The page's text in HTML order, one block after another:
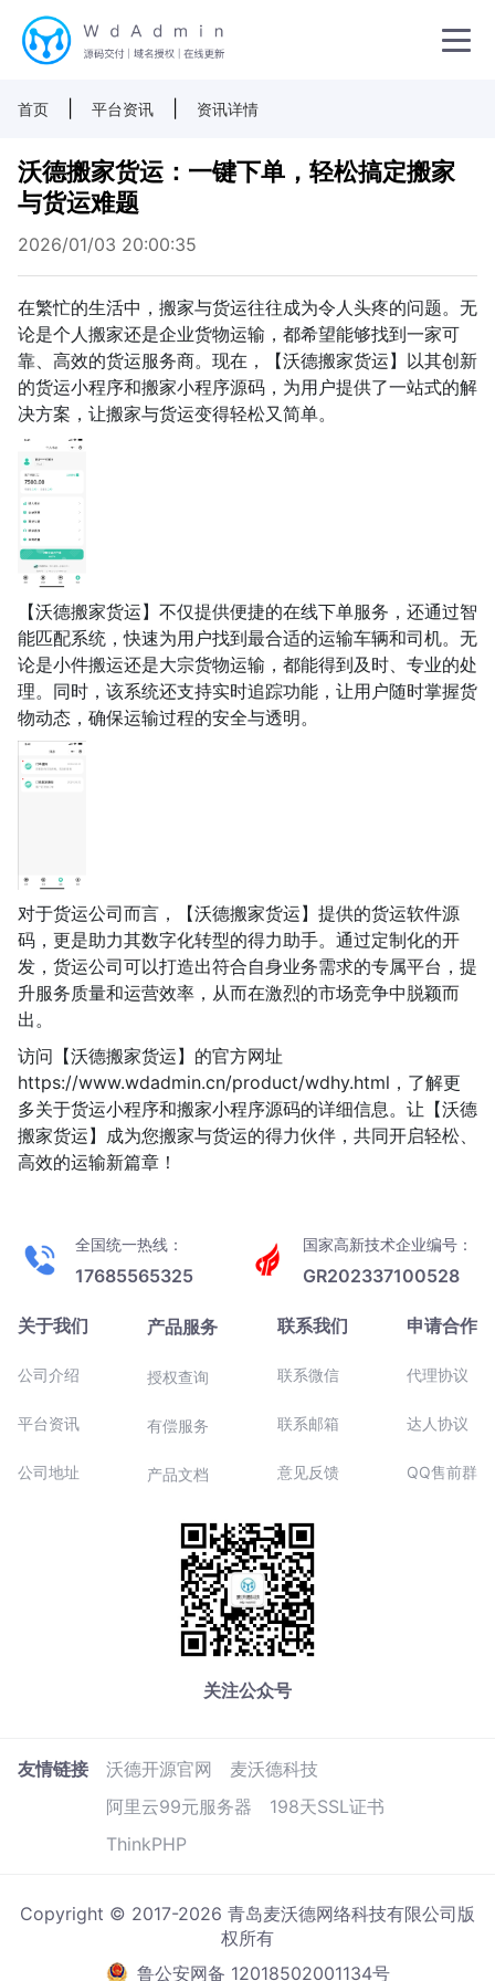
首页 平台资讯 资讯详情
沃德搬家货运：一键下单，轻松搞定搬家
与货运难题
2026/01/03 20:00:35
在繁忙的生活中，搬家与货运往往成为令人头疼的问题。无
论是个人搬家还是企业货物运输，都希望能够找到一家可
靠、高效的货运服务商。现在，【沃德搬家货运】以其创新
的货运小程序和搬家小程序源码，为用户提供了一站式的解
决方案，让搬家与货运变得轻松又简单。
【沃德搬家货运】不仅提供便捷的在线下单服务，还通过智
能匹配系统，快速为用户找到最合适的运输车辆和司机。无
论是小件搬运还是大宗货物运输，都能得到及时、专业的处
理。同时，该系统还支持实时追踪功能，让用户随时掌握货
物动态，确保运输过程的安全与透明。
对于货运公司而言，【沃德搬家货运】提供的货运软件源
码，更是助力其数字化转型的得力助手。通过定制化的开
发，货运公司可以打造出符合自身业务需求的专属平台，提
升服务质量和运营效率，从而在激烈的市场竞争中脱颖而
出。
访问【沃德搬家货运】的官方网址
https://www.wdadmin.cn/product/wdhy.html，了解更
多关于货运小程序和搬家小程序源码的详细信息。让【沃德
搬家货运】成为您搬家与货运的得力伙伴，共同开启轻松、
高效的运输新篇章！
全国统一热线：
17685565325
国家高新技术企业编号：
GR202337100528
关于我们
公司介绍
平台资讯
公司地址
产品服务
授权查询
有偿服务
产品文档
联系我们
联系微信
联系邮箱
意见反馈
申请合作
代理协议
达人协议
QQ售前群
关注公众号
友情链接 沃德开源官网
麦沃德科技
阿里云99元服务器
198天SSL证书
ThinkPHP
Copyright © 2017-2026 青岛麦沃德网络科技有限公司版
权所有
鲁公安网备 12018502001134号